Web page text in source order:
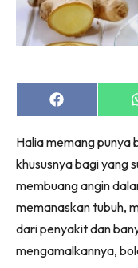
Share
on
Halia memang punya
khususnya bagi yang
membuang angin
memanaskan tubuh,
dari penyakit dan
mengamalkannya,